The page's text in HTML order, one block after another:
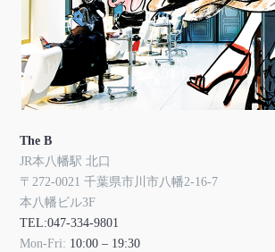
The B
JR本八幡駅 北口
〒272-0021 千葉県市川市八幡2-16-7
本八幡ビル3F
TEL:047-334-9801
Mon-Fri: 10:00 – 19:30